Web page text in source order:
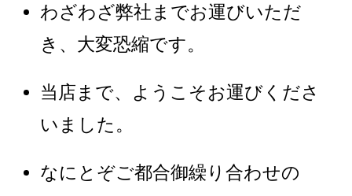
わざわざ弊社までお運びいただ
き、大変恐縮です。
当店まで、ようこそお運びくださ
いました。
なにとぞご都合御繰り合わせの